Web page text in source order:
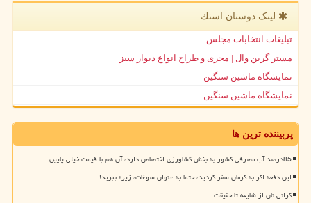
لینک دوستان اسنك
تبلیغات انتخابات مجلس
مستر گرین وال | مجری و طراح انواع دیوار سبز
نمایشگاه ماشین سنگین
نمایشگاه ماشین سنگین
پربیننده ترین ها
85درصد آب مصرفی کشور به بخش کشاورزی اختصاص دارد، آن هم با قیمت خیلی پایین
این دفعه اگر به کرمان سفر کردید، حتما به عنوان سوغات، زیره ببرید!
گرانی نان از شایعه تا حقیقت